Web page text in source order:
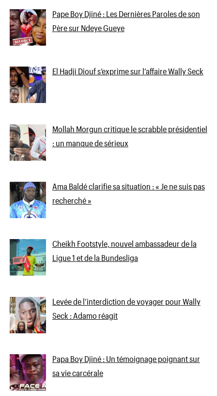
Pape Boy Djiné : Les Dernières Paroles de son
Père sur Ndeye Gueye
El Hadji Diouf s’exprime sur l’affaire Wally Seck
Mollah Morgun critique le scrabble présidentiel
: un manque de sérieux
Ama Baldé clarifie sa situation : « Je ne suis pas
recherché »
Cheikh Footstyle, nouvel ambassadeur de la
Ligue 1 et de la Bundesliga
Levée de l’interdiction de voyager pour Wally
Seck : Adamo réagit
Papa Boy Djiné : Un témoignage poignant sur
sa vie carcérale